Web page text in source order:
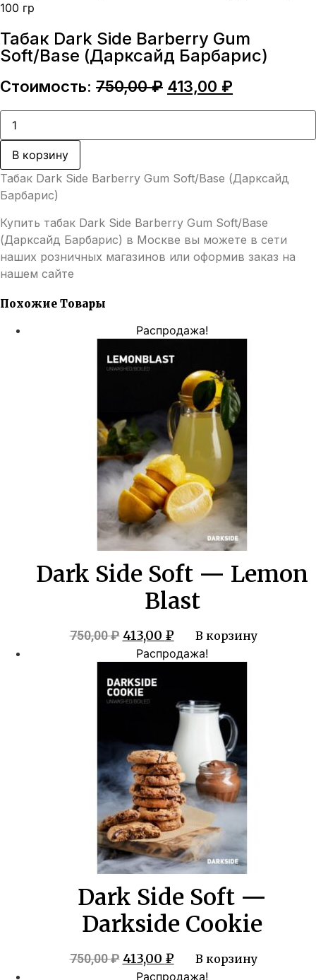
100 гр
Табак Dark Side Barberry Gum
Soft/Base (Дарксайд Барбарис)
Стоимость: 750,00₽ Первоначальная
составляла
413,00 ₽
413,00 ₽.
Количество
товара
Табак
Dark
Side
Barberry
Gum
Soft/Base
(Дарксайд
Барбарис)
В корзину
Табак Dark Side Barberry Gum Soft/Base (Дарксайд
Барбарис)
Купить табак Dark Side Barberry Gum Soft/Base
(Дарксайд Барбарис) в Москве вы можете в сети
наших розничных магазинов или оформив заказ на
нашем сайте
Похожие Товары
Распродажа!
Dark Side Soft — Lemon
Blast
750,00₽ Первоначальная
цена
750,00 ₽.
413,00 ₽Текущая
цена:
В корзину
Распродажа!
Dark Side Soft —
Darkside Cookie
750,00₽ Первоначальная
413,00 ₽Текущая
В корзину
Распродажа!